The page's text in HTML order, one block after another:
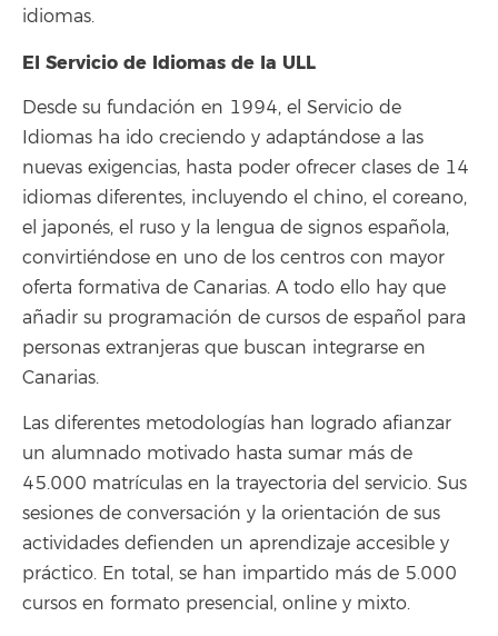
idiomas.
El Servicio de Idiomas de la ULL
Desde su fundación en 1994, el Servicio de
Idiomas ha ido creciendo y adaptándose a las
nuevas exigencias, hasta poder ofrecer clases de 14
idiomas diferentes, incluyendo el chino, el coreano,
el japonés, el ruso y la lengua de signos española,
convirtiéndose en uno de los centros con mayor
oferta formativa de Canarias. A todo ello hay que
añadir su programación de cursos de español para
personas extranjeras que buscan integrarse en
Canarias.
Las diferentes metodologías han logrado afianzar
un alumnado motivado hasta sumar más de
45.000 matrículas en la trayectoria del servicio. Sus
sesiones de conversación y la orientación de sus
actividades defienden un aprendizaje accesible y
práctico. En total, se han impartido más de 5.000
cursos en formato presencial, online y mixto.